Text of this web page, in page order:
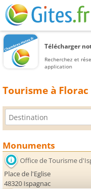
Télécharger
Recherchez et
application
Tourisme à Florac
Monuments
Office de Tourisme
Place de l'Eglise
48320 Ispagnac